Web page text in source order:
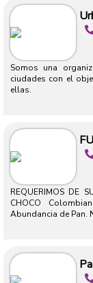
Somos una
ciudades con el
ellas.
REQUERIMOS DE
CHOCO
Abundancia de Pan.